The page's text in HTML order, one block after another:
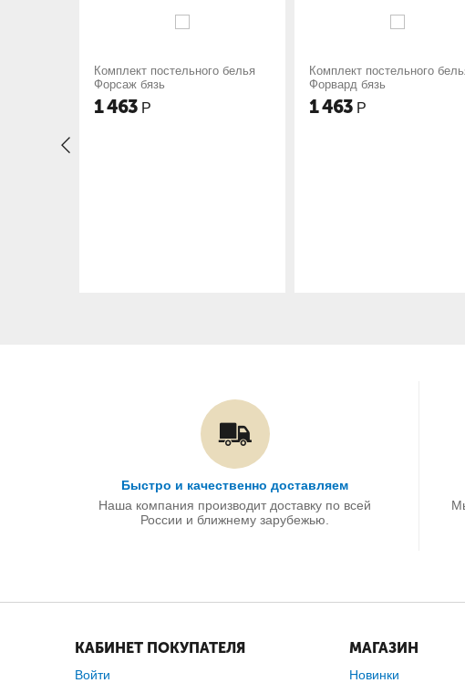
белья
Комплект постельного белья
Форвард бязь
Комплект
Триумф-3 бязь
Быстро и качественно доставляем
Наша компания производит доставку по всей
России и ближнему зарубежью.
КАБИНЕТ ПОКУПАТЕЛЯ
Войти
МАГАЗИН
Новинки